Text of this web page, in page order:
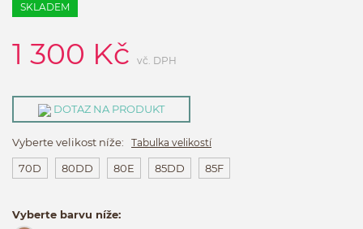
SKLADEM
1 300 Kč vč. DPH
DOTAZ NA PRODUKT
Vyberte velikost níže: Tabulka velikostí
70D 80DD 80E 85DD 85F
Vyberte barvu níže: